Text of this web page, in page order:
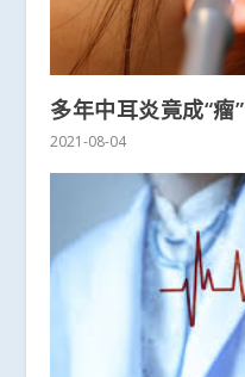
多年中耳炎竟成“瘤”
2021-08-04